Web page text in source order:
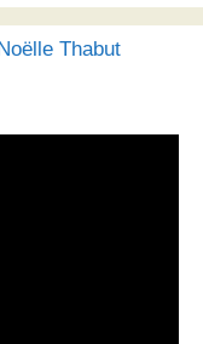
Thabut